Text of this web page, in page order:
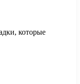
которые